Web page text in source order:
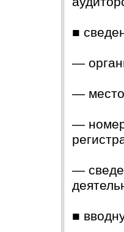
■
—
—
— номер
—
■